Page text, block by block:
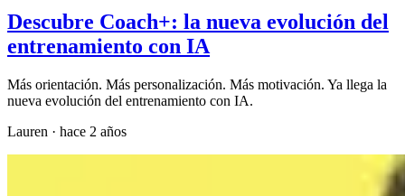
Descubre Coach+: la nueva evolución del
entrenamiento con IA
Más orientación. Más personalización. Más motivación. Ya llega la
nueva evolución del entrenamiento con IA.
Lauren · hace 2 años